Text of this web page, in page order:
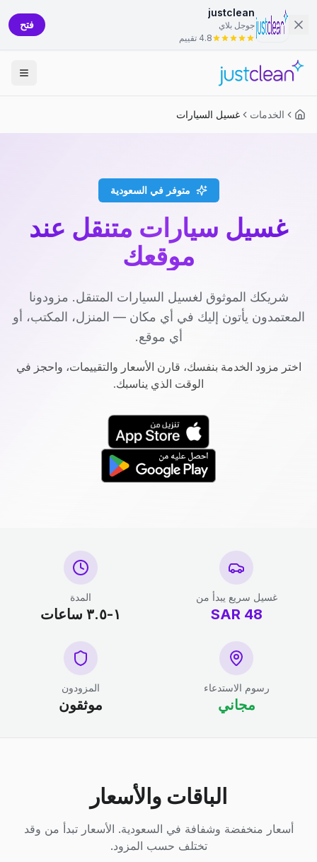
justclean
جوجل بلاي
4.8 تقييم
فتح
الخدمات غسيل السيارات
متوفر في السعودية
غسيل سيارات متنقل عند
موقعك
شريكك الموثوق لغسيل السيارات المتنقل. مزودونا
المعتمدون يأتون إليك في أي مكان — المنزل، المكتب، أو
أي موقع.
اختر مزود الخدمة بنفسك، قارن الأسعار والتقييمات، واحجز في
الوقت الذي يناسبك.
غسيل سريع يبدأ من
48
SAR
المدة
١-٣.٥ ساعات
رسوم الاستدعاء
مجاني
المزودون
موثقون
الباقات والأسعار
أسعار منخفضة وشفافة في السعودية. الأسعار تبدأ من وقد
تختلف حسب المزود.